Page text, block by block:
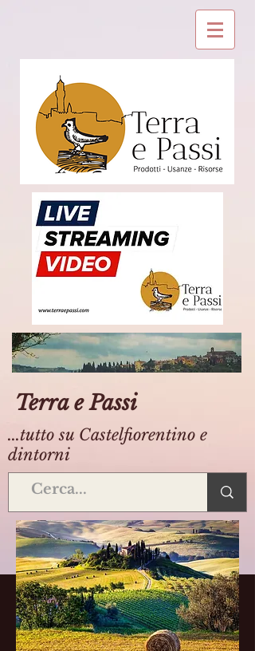
Terra e Passi
...tutto su Castelfiorentino e
dintorni